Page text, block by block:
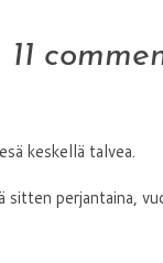
11
keskellä talvea.
perjantaina,